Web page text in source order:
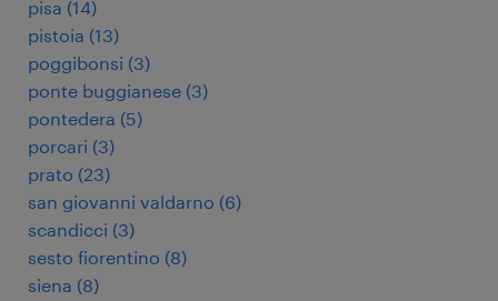
pisa (14)
pistoia (13)
poggibonsi (3)
ponte buggianese (3)
pontedera (5)
porcari (3)
prato (23)
san giovanni valdarno (6)
scandicci (3)
sesto fiorentino (8)
siena (8)